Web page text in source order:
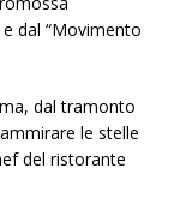
e dal “Movimento
dal tramonto
le stelle
del ristorante